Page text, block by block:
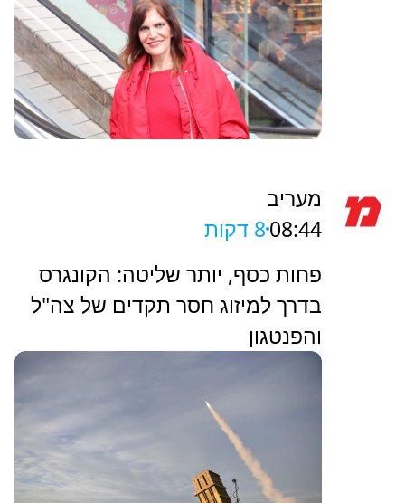
מעריב
08:448 דקות
פחות כסף, יותר שליטה: הקונגרס
בדרך למיזוג חסר תקדים של צה"ל
והפנטגון